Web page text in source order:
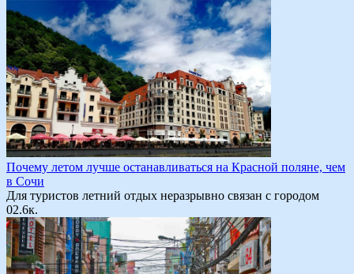
Почему летом лучше останавливаться на Красной поляне, чем
в Сочи
Для туристов летний отдых неразрывно связан с городом
02.6к.